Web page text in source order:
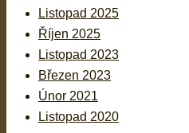
Listopad 2025
Říjen 2025
Listopad 2023
Březen 2023
Únor 2021
Listopad 2020